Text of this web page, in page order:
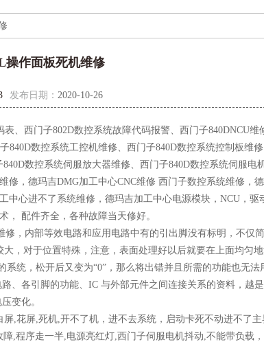
操作面板死机维修
发布日期： 2020-10-26
、西门子802D数控系统故障代码报警、西门子840DNCU维
840D数控系统工控机维修、西门子840D数控系统控制板维
数控系统伺服放大器维修、西门子840D数控系统伺服电
修，德玛吉DMG加工中心CNC维修 西门子数控系统维修，
中心进不了系统维修，德玛吉加工中心电源模块，NCU，驱
， 配件齐全，各种故障当天修好。
，内部等效电路和应用电路中有的引出脚没有标明，不仅
，对于位置特殊，注意，表面处理好以后就要在上面均匀
统，松开后又变为“0”，那么将出错并且所需的功能也无法
、各引脚的功能、IC 与外部元件之间连接关系的资料，越
变化。
,花屏,死机,开不了机，进不去系统，启动卡死不动进不了
,程序走一半,电源亮红灯,西门子伺服电机抖动,不能带负载，